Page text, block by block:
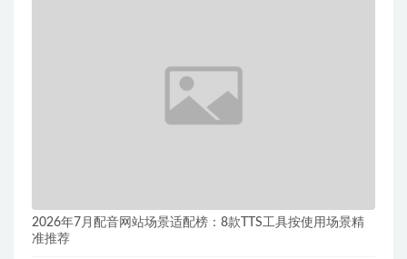
2026年7月配音网站场景适配榜：8款TTS工具按使用场景精
准推荐